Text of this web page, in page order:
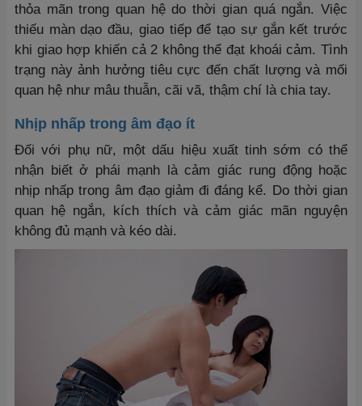
thỏa mãn trong quan hệ do thời gian quá ngắn. Việc
thiếu màn dạo đầu, giao tiếp để tạo sự gắn kết trước
khi giao hợp khiến cả 2 không thể đạt khoái cảm. Tình
trạng này ảnh hưởng tiêu cực đến chất lượng và mối
quan hệ như mâu thuẫn, cãi vã, thậm chí là chia tay.
Nhịp nhấp trong âm đạo ít
Đối với phụ nữ, một dấu hiệu xuất tinh sớm có thể
nhận biết ở phái mạnh là cảm giác rung động hoặc
nhịp nhấp trong âm đạo giảm đi đáng kể. Do thời gian
quan hệ ngắn, kích thích và cảm giác mãn nguyện
không đủ mạnh và kéo dài.